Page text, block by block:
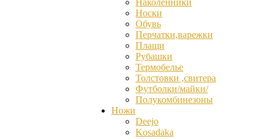
Наколенники
Носки
Обувь
Перчатки,варежки
Плащи
Рубашки
Термобелье
Толстовки ,свитера
Футболки/майки/
Полукомбинезоны
Ножи
Deejo
Kosadaka